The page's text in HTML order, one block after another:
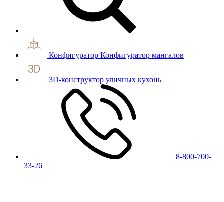
Конфигуратор Конфигуратор мангалов
3D-конструктор уличных кухонь
8-800-700-
33-26